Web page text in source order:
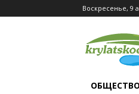
Воскресенье, 9
ОБЩЕСТВО